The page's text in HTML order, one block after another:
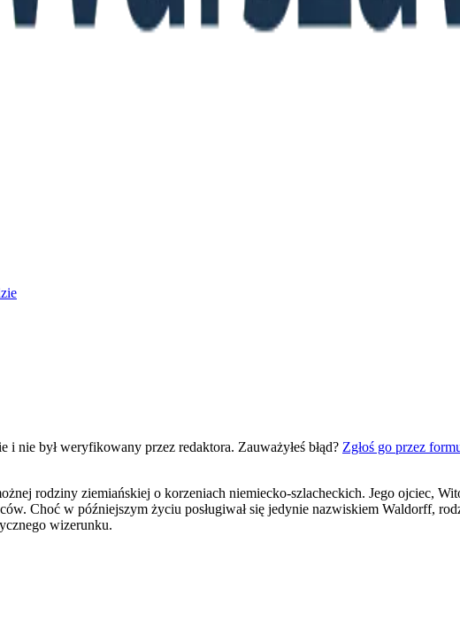
i nie był weryfikowany przez redaktora. Zauważyłeś błąd? Zgłoś go przez
rodziny ziemiańskiej o korzeniach niemiecko-szlacheckich. Jego ojciec,
Choć w późniejszym życiu posługiwał się jedynie nazwiskiem Waldorff,
wizerunku.